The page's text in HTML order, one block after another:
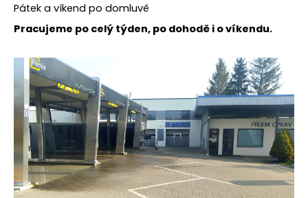
Pátek a víkend po domluvě
Pracujeme po celý týden, po dohodě i o víkendu.
D
o
r
u